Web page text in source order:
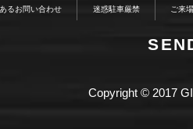
るお問い合わせ 迷惑駐車厳禁 ご来
Copyright © 2017